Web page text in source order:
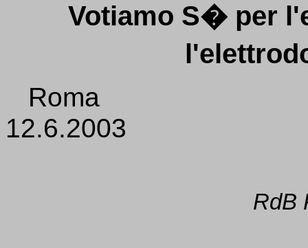
Votiamo S� per
Roma
12.6.2003
RdB